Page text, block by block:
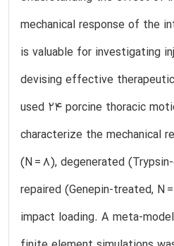
mechanical response of the
is valuable for investigating
devising effective
used 24 porcine thoracic
characterize the mechanical
(N = 8), degenerated
repaired (Genepin-treated, N
impact loading. A meta-